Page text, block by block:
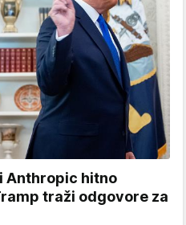
Anthropic hitno
traži odgovore za